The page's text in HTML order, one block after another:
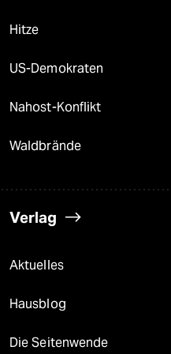
Hitze
US-Demokraten
Nahost-Konflikt
Waldbrände
Verlag
Aktuelles
Hausblog
Die Seitenwende